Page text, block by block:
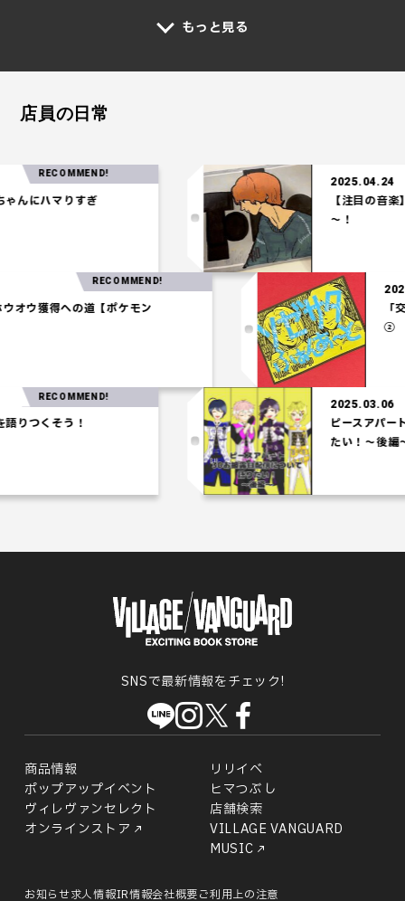
もっと見る
店員の日常
ハマりすぎ
RECOMMEND!
2025.04.24
【注目の音楽】「
～！
】ホウオウ獲得への道【ポケモン
RECOMMEND!
くそう！
RECOMMEND!
2025.03.06
ピースアパート3D
たい！～後編～
SNSで最新情報をチェック!
商品情報
リリイベ
ポップアップイベント
ヒマつぶし
ヴィレヴァンセレクト
店舗検索
オンラインストア
VILLAGE VANGUARD
MUSIC
お知らせ求人情報IR情報会社概要ご利用上の注意